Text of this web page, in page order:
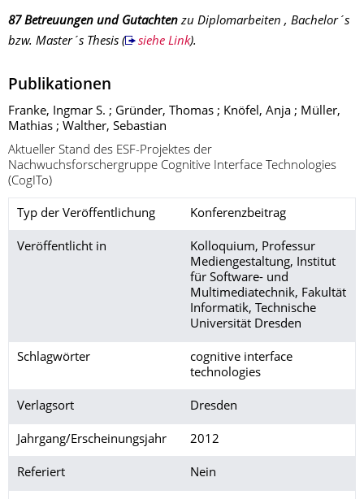
87 Betreuungen und Gutachtenzu Diplomarbeiten , Bachelor´s
bzw. Master´s Thesis ( siehe Link).
Publikationen
Franke, Ingmar S. ; Gründer, Thomas ; Knöfel, Anja ; Müller,
Mathias ; Walther, Sebastian
Aktueller Stand des ESF-Projektes der
Nachwuchsforschergruppe Cognitive Interface Technologies
(CogITo)
Typ der Veröffentlichung Konferenzbeitrag
Veröffentlicht in
Kolloquium, Professur
Mediengestaltung, Institut
für Software- und
Multimediatechnik, Fakultät
Informatik, Technische
Universität Dresden
Schlagwörter
cognitive interface
technologies
Verlagsort Dresden
Jahrgang/Erscheinungsjahr 2012
Referiert Nein